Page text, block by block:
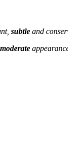
subtle and
moderate